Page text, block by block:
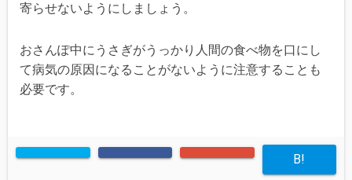
寄らせないようにしましょう。
おさんぽ中にうさぎがうっかり人間の食べ物を口にし
て病気の原因になることがないように注意することも
必要です。
B!